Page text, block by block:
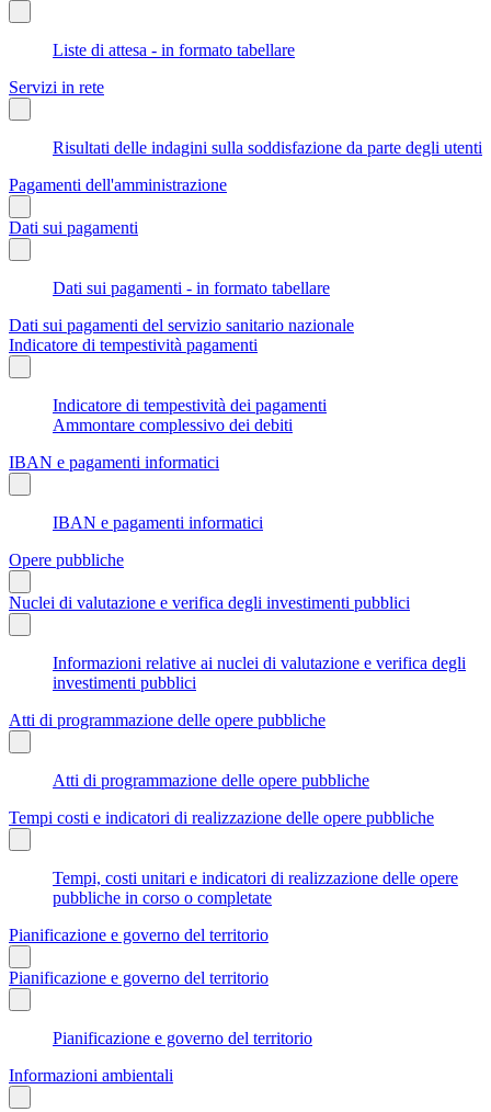
Liste di attesa - in formato tabellare
Servizi in rete
Risultati delle indagini sulla soddisfazione da parte degli utenti
Pagamenti dell'amministrazione
Dati sui pagamenti
Dati sui pagamenti - in formato tabellare
Dati sui pagamenti del servizio sanitario nazionale
Indicatore di tempestività pagamenti
Indicatore di tempestività dei pagamenti
Ammontare complessivo dei debiti
IBAN e pagamenti informatici
IBAN e pagamenti informatici
Opere pubbliche
Nuclei di valutazione e verifica degli investimenti pubblici
Informazioni relative ai nuclei di valutazione e verifica degli
investimenti pubblici
Atti di programmazione delle opere pubbliche
Atti di programmazione delle opere pubbliche
Tempi costi e indicatori di realizzazione delle opere pubbliche
Tempi, costi unitari e indicatori di realizzazione delle opere
pubbliche in corso o completate
Pianificazione e governo del territorio
Pianificazione e governo del territorio
Pianificazione e governo del territorio
Informazioni ambientali